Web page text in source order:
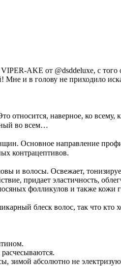
AKE от @dsddeluxe, с
Мне и в голову не приходило
относится, наверное, ко
во всем…⠀
Основное направление
контрацептивов.⠀
и волосы. Освежает,
придает эластичность,
фолликулов и также
блеск волос, так что
абсолютно не